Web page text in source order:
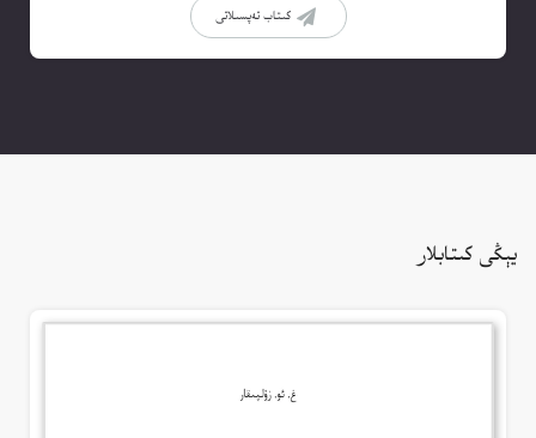
كىتاب تەپسىلاتى
يېڭى كىتابلار